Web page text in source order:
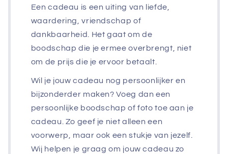
Een cadeau is een uiting van liefde,
waardering, vriendschap of
dankbaarheid. Het gaat om de
boodschap die je ermee overbrengt, niet
om de prijs die je ervoor betaalt.
Wil je jouw cadeau nog persoonlijker en
bijzonderder maken? Voeg dan een
persoonlijke boodschap of foto toe aan je
cadeau. Zo geef je niet alleen een
voorwerp, maar ook een stukje van jezelf.
Wij helpen je graag om jouw cadeau zo